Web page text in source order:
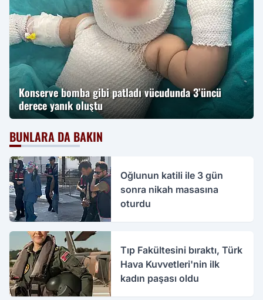
Konserve bomba gibi patladı vücudunda 3’üncü
derece yanık oluştu
BUNLARA DA BAKIN
Oğlunun katili ile 3 gün
sonra nikah masasına
oturdu
Tıp Fakültesini bıraktı, Türk
Hava Kuvvetleri'nin ilk
kadın paşası oldu